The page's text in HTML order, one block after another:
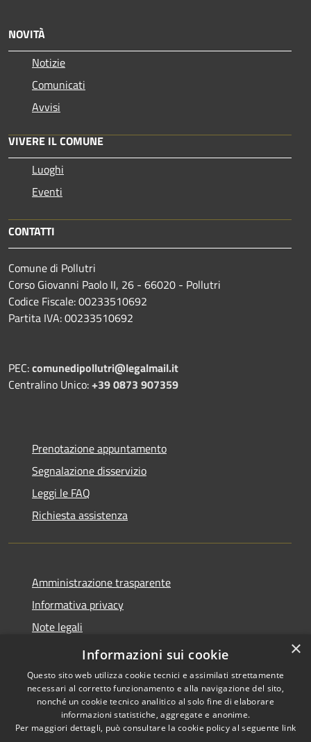
NOVITÀ
Notizie
Comunicati
Avvisi
VIVERE IL COMUNE
Luoghi
Eventi
CONTATTI
Comune di Pollutri
Corso Giovanni Paolo II, 26 - 66020 - Pollutri
Codice Fiscale: 00233510692
Partita IVA: 00233510692
PEC:comunedipollutri@legalmail.it
Centralino Unico:+39 0873 907359
Prenotazione appuntamento
Segnalazione disservizio
Leggi le FAQ
Richiesta assistenza
Amministrazione trasparente
Informativa privacy
Note legali
Dichiarazione di accessibilità
Accessibilità
Copyright © 2026 • Comune di
Pollutri • Powered by
×
Informazioni sui cookie
Questo sito web utilizza cookie tecnici e assimilati strettamente
necessari al corretto funzionamento e alla navigazione del sito,
nonché un cookie tecnico analitico al solo fine di elaborare
informazioni statistiche, aggregate e anonime.
Per maggiori dettagli, può consultare la cookie policy al seguente link